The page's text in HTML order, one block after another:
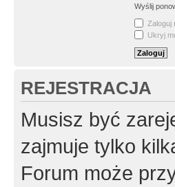
Wyślij
Zaloguj
Ukryj
REJESTRACJA
Musisz być
zajmuje tylko
Forum może